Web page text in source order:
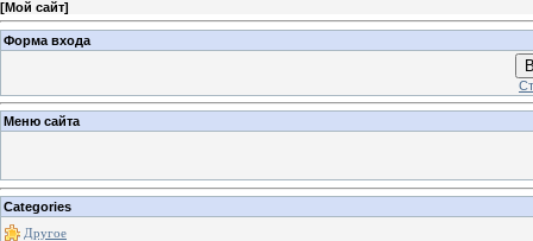
[Мой сайт]
Форма входа
Меню сайта
Categories
Другое